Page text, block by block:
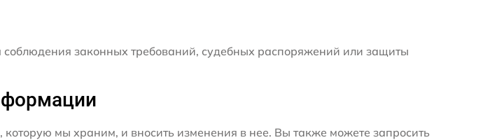
законных требований, судебных распоряжений или защиты
мы храним, и вносить изменения в нее. Вы также можете запросить